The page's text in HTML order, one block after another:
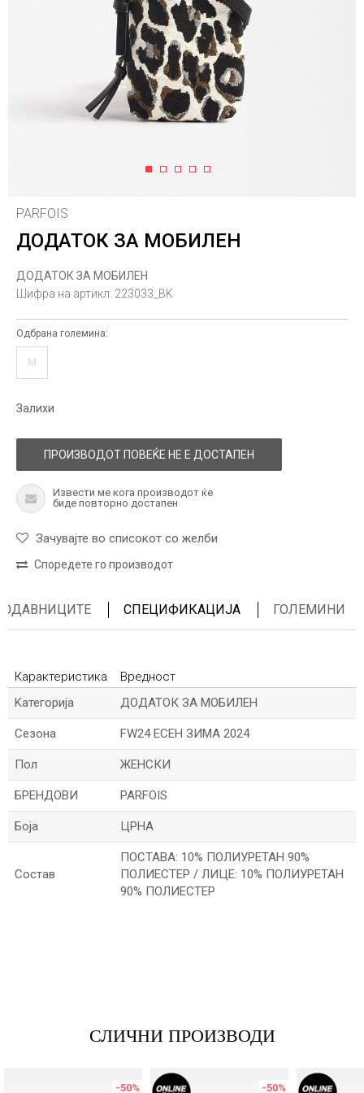
1 2 3 4 5
PARFOIS
ДОДАТОК ЗА МОБИЛЕН
ДОДАТОК ЗА МОБИЛЕН
Шифра на артикл: 223033_BK
Одбрана големина:
M
Залихи
ПРОИЗВОДОТ ПОВЕЌЕ НЕ Е ДОСТАПЕН
Извести ме кога производот ќе
биде повторно достапен
Зачувајте во списокот со желби
Споредете го производот
СПЕЦИФИКАЦИЈА ГОЛЕМИНИ
Карактеристика
Вредност
Kатегорија
ДОДАТОК ЗА МОБИЛЕН
Сезона FW24 ЕСЕН ЗИМА 2024
Пол ЖЕНСКИ
БРЕНДОВИ PARFOIS
Боја ЦРНА
Состав
ПОСТАВА: 10% ПОЛИУРЕТАН 90%
ПОЛИЕСТЕР / ЛИЦЕ: 10% ПОЛИУРЕТАН
90% ПОЛИЕСТЕР
СЛИЧНИ ПРОИЗВОДИ
-50% -50%